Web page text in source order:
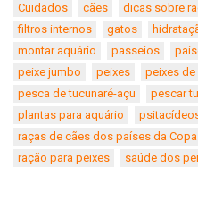
Cuidados
cães dicas sobre
filtros internos
gatos
montar aquário
passeios
peixe jumbo
peixes peixes de
pesca de tucunaré-açu
pescar
plantas para aquário
raças de cães dos países da
ração para peixes
saúde dos